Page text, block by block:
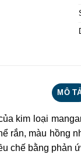
MÔ
kim loại
rắn, màu hồng
chế bằng phản